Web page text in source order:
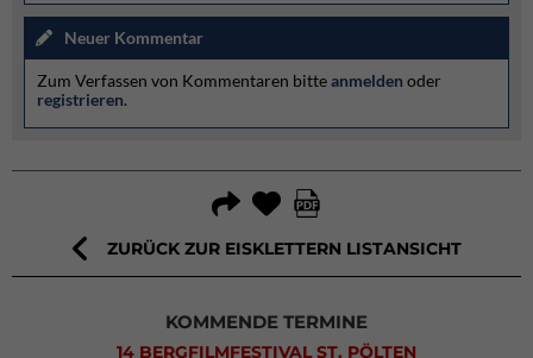
Neuer Kommentar
Zum Verfassen von Kommentaren bitteanmelden oder
registrieren.
ZURÜCK ZUR EISKLETTERN LISTANSICHT
KOMMENDE TERMINE
14 BERGFILMFESTIVAL ST. PÖLTEN